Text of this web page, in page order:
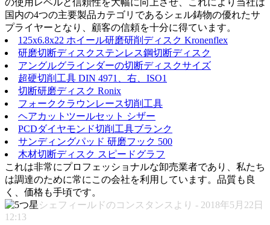
の使用レベルと信頼性を大幅に向上させ、これにより当社は
国内の4つの主要製品カテゴリであるシェル鋳物の優れたサ
プライヤーとなり、顧客の信頼を十分に得ています。
125x6.8x22 ホイール研磨研削ディスク Kronenflex
研磨切断ディスクステンレス鋼切断ディスク
アングルグラインダーの切断ディスクサイズ
超硬切削工具 DIN 4971、右、ISO1
切断研磨ディスク Ronix
フォーククラウンレース切削工具
ヘアカットツールセット シザー
PCDダイヤモンド切削工具ブランク
サンディングパッド 研磨フック 500
木材切断ディスク スピードグラフ
これは非常にプロフェッショナルな卸売業者であり、私たち
は調達のために常にこの会社を利用しています。品質も良
く、価格も手頃です。
シェフィールドのコンスタンスより - 2018年5月22日
12:13